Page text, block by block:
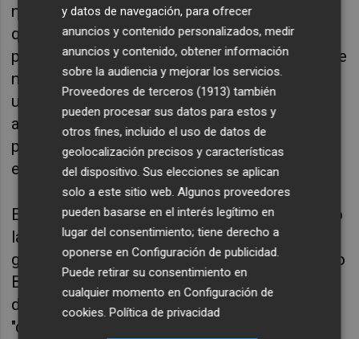
nuestras comarcas". Por ello, ha reclamado
que "las administraciones autonómicas,
provinciales y locales adopten soluciones que
no llegan por la falta de decisión política de
un Partido Popular que está dormido y ha
abandonado una de las principales
preocupaciones de la ciudadanía, también en
el nuevo presupuesto".
El diputado provincial también ha reivindicado
las políticas de vivienda impulsadas por
gobiernos de Compromís en municipios como
Betxí, Vistabella o la Vall d'Uixó, y ha
destacado especialmente el caso de Argelita,
"donde triplicamos la media europea de
y datos de navegación, para ofrecer
anuncios y contenido personalizados, medir
anuncios y contenido, obtener información
sobre la audiencia y mejorar los servicios.
Proveedores de terceros (1913) también
pueden procesar sus datos para estos y
otros fines, incluido el uso de datos de
geolocalización precisos y características
del dispositivo. Sus elecciones se aplican
solo a este sitio web. Algunos proveedores
pueden basarse en el interés legítimo en
lugar del consentimiento; tiene derecho a
oponerse enConfiguración de publicidad.
Puede retirar su consentimiento en
cualquier momento enConfiguración de
cookies.Política de privacidad